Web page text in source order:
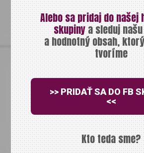
Alebo sa pridaj do našej
skupinya sleduj
a hodnotný obsah,
tvoríme
>> PRIDAŤ SA DO FB
<<
Kto teda sme?